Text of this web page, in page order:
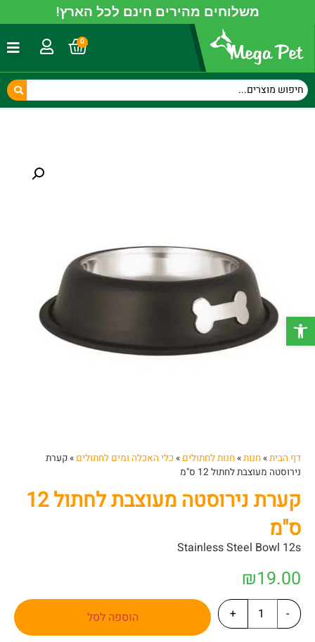
פתח סרגל נגישות
משלוחים מהירים חינם לכל הארץ!
0
דף הבית»חנות»חנות לחתולים »כלי האכלה ומים לחתולים »קערת
נירוסטה מעוצבת לחתול 12 ס"מ
קערת נירוסטה מעוצבת לחתול 12
ס"מ
Stainless Steel Bowl 12s
₪19.00
-
+
הוספה לסל